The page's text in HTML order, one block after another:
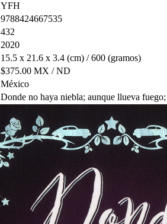
YFH
9788424667535
432
2020
15.5 x 21.6 x 3.4 (cm) / 600 (gramos)
$375.00 MX / ND
México
Donde no haya niebla; aunque llueva